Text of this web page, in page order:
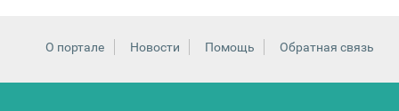
О портале Новости Помощь Обратная связь